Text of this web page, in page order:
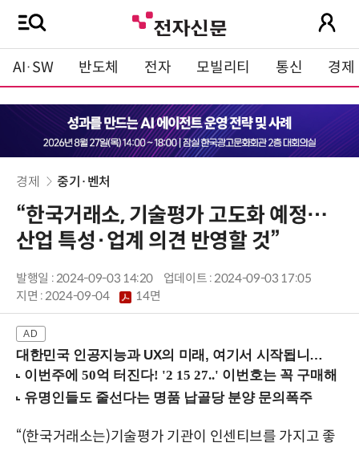
AI·SW 반도체 전자 모빌리티 통신 경제
경제 중기·벤처
“한국거래소, 기술평가 고도화 예정…
산업 특성·업계 의견 반영할 것”
발행일 : 2024-09-03 14:20
업데이트 : 2024-09-03 17:05
지면 :2024-09-04 14면
대한민국 인공지능과 UX의 미래, 여기서 시작됩니다! (9/2 강남역)
“(한국거래소는)기술평가 기관이 인센티브를 가지고 좋